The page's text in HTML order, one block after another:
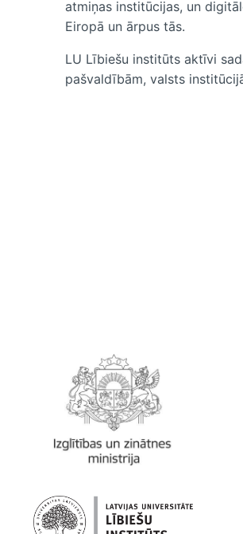
atmiņas institūcijas, un
Eiropā un ārpus tās.
LU Lībiešu institūts aktīvi
pašvaldībām, valsts